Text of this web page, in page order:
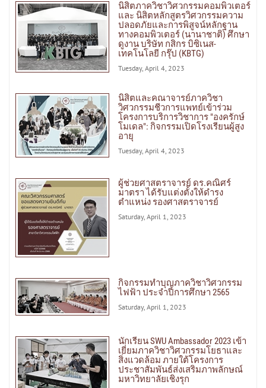
นิสิตภาควิชาวิศวกรรมคอมพิวเตอร์
และ นิสิตหลักสูตรวิศวกรรมความ
ปลอดภัยและการพิสูจน์หลักฐาน
ทางคอมพิวเตอร์ (นานาชาติ) ศึกษา
ดูงาน บริษัท กสิกร บิซิเนส-
เทคโนโลยี กรุ๊ป (KBTG)
Tuesday, April 4, 2023
นิสิตและคณาจารย์ภาควิชา
วิศวกรรมชีวการแพทย์เข้าร่วม
โครงการบริการวิชาการ "องครักษ์
โมเดล": กิจกรรมเปิดโรงเรียนผู้สูง
อายุ
Tuesday, April 4, 2023
ผู้ช่วยศาสตราจารย์ ดร.คณิศร์
มาตรา ได้รับแต่งตั้งให้ดำรง
ตำแหน่ง รองศาสตราจารย์
Saturday, April 1, 2023
กิจกรรมทำบุญภาควิชาวิศวกรรม
ไฟฟ้า ประจำปีการศึกษา 2565
Saturday, April 1, 2023
นักเรียน SWU Ambassador 2023 เข้า
เยี่ยมภาควิชาวิศวกรรมโยธาและ
สิ่งแวดล้อม ภายใต้โครงการ
ประชาสัมพันธ์ส่งเสริมภาพลักษณ์
มหาวิทยาลัยเชิงรุก